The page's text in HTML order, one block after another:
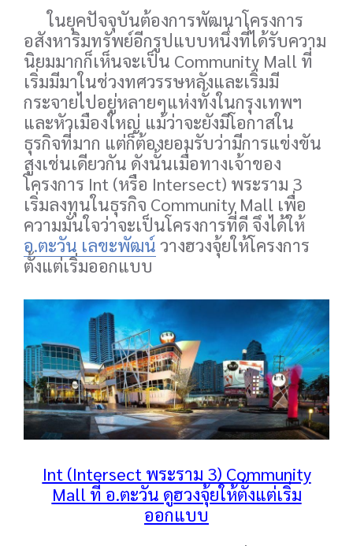
ในยุคปัจจุบันต้องการพัฒนาโครงการ
อสังหาริมทรัพย์อีกรูปแบบหนึ่งที่ได้รับความ
นิยมมากก็เห็นจะเป็น Community Mall ที่
เริ่มมีมาในช่วงทศวรรษหลังและเริ่มมี
กระจายไปอยู่หลายๆแห่งทั้งในกรุงเทพฯ
และหัวเมืองใหญ่ แม้ว่าจะยังมีโอกาสใน
ธุรกิจที่มาก แต่ก็ต้องยอมรับว่ามีการแข่งขัน
สูงเช่นเดียวกัน ดังนั้นเมื่อทางเจ้าของ
โครงการ Int (หรือ Intersect) พระราม 3
เริ่มลงทุนในธุรกิจ Community Mall เพื่อ
ความมั่นใจว่าจะเป็นโครงการที่ดี จึงได้ให้
อ.ตะวัน เลขะพัฒน์ วางฮวงจุ้ยให้โครงการ
ตั้งแต่เริ่มออกแบบ
Int (Intersect พระราม 3) Community
Mall ที่ อ.ตะวัน ดูฮวงจุ้ยให้ตั้งแต่เริ่ม
ออกแบบ